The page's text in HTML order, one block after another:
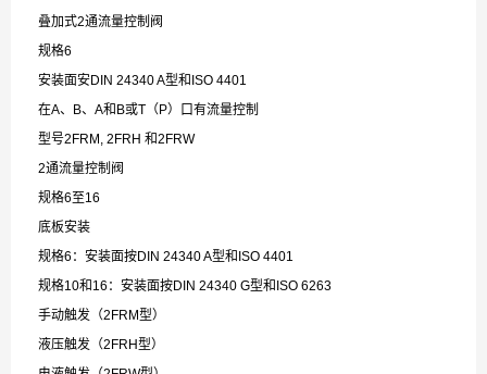
叠加式2通流量控制阀
规格6
安装面安DIN 24340 A型和ISO 4401
在A、B、A和B或T（P）口有流量控制
型号2FRM, 2FRH 和2FRW
2通流量控制阀
规格6至16
底板安装
规格6：安装面按DIN 24340 A型和ISO 4401
规格10和16：安装面按DIN 24340 G型和ISO 6263
手动触发（2FRM型）
液压触发（2FRH型）